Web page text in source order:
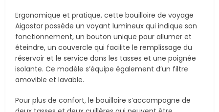
Ergonomique et pratique, cette bouilloire de voyage
Aigostar possède un voyant lumineux qui indique son
fonctionnement, un bouton unique pour allumer et
éteindre, un couvercle qui facilite le remplissage du
réservoir et le service dans les tasses et une poignée
isolante. Ce modèle s’équipe également d’un filtre
amovible et lavable.
Pour plus de confort, le bouilloire s’accompagne de